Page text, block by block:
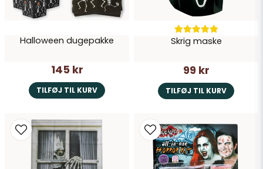
Halloween dugepakke
145 kr
TILFØJ TIL KURV
Skrig maske
99 kr
TILFØJ TIL KURV